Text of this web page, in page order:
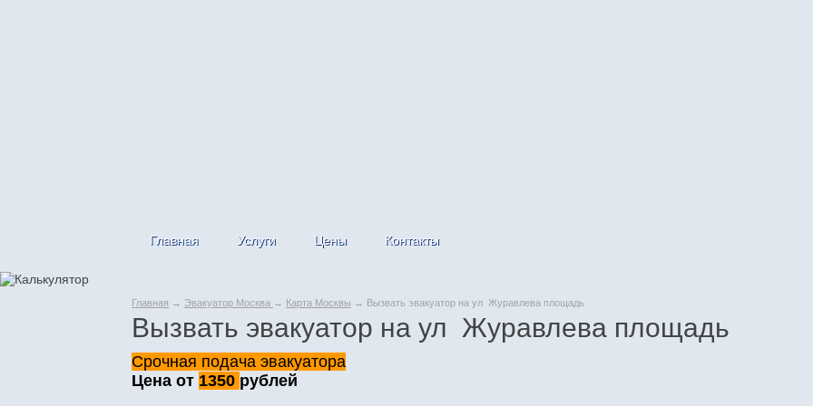
Главная Услуги Цены Контакты
Главная → Эвакуатор Москва → Карта Москвы → Вызвать эвакуатор на ул Журавлева площадь
Вызвать эвакуатор на ул Журавлева площадь
Срочная подача эвакуатора
Цена от 1350 рублей